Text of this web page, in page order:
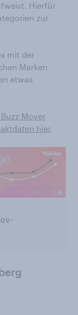
Hierfür
zur
mit der
Marken
etwas
Mover
hier